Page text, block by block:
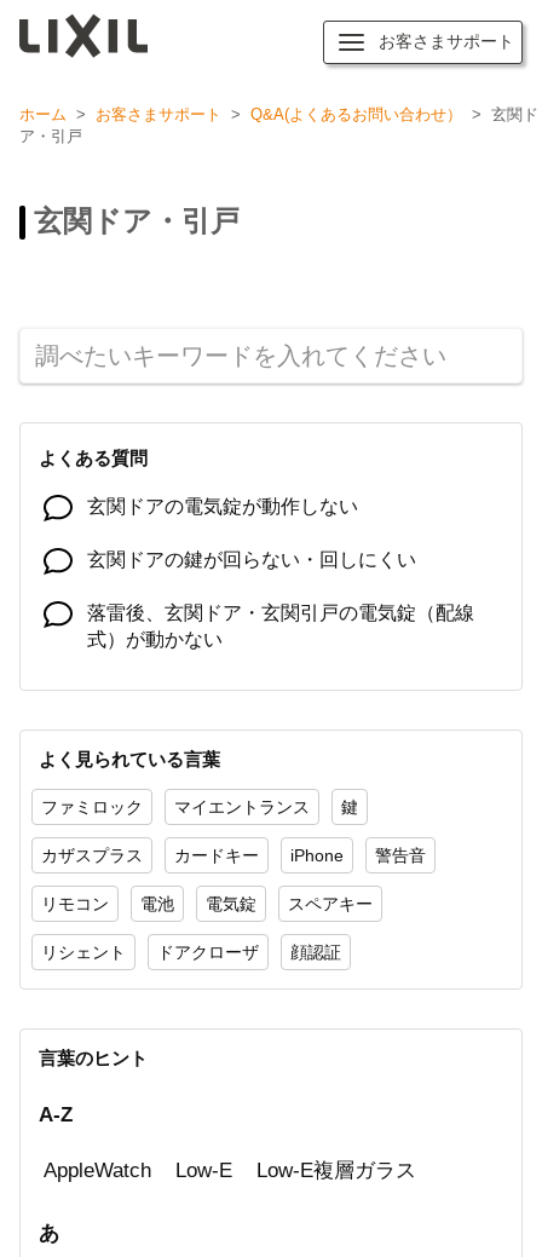
お客さまサポート
ホーム > お客さまサポート > Q&A(よくあるお問い合わせ） > 玄関ド
ア・引戸
玄関ドア・引戸
よくある質問
玄関ドアの電気錠が動作しない
玄関ドアの鍵が回らない・回しにくい
落雷後、玄関ドア・玄関引戸の電気錠（配線
式）が動かない
玄関ドア・引戸の電気錠でドア本体の電池を交
玄関ドアに電気錠（FamiLock・リモコンキー・
カードキー）を後から付けることはできます
か？
よく見られている言葉
ファミロック マイエントランス 鍵
カザスプラス カードキー iPhone 警告音
リモコン 電池 電気錠 スペアキー
リシェント ドアクローザ 顔認証
言葉のヒント
A-Z
AppleWatch Low-E Low-E複層ガラス
あ